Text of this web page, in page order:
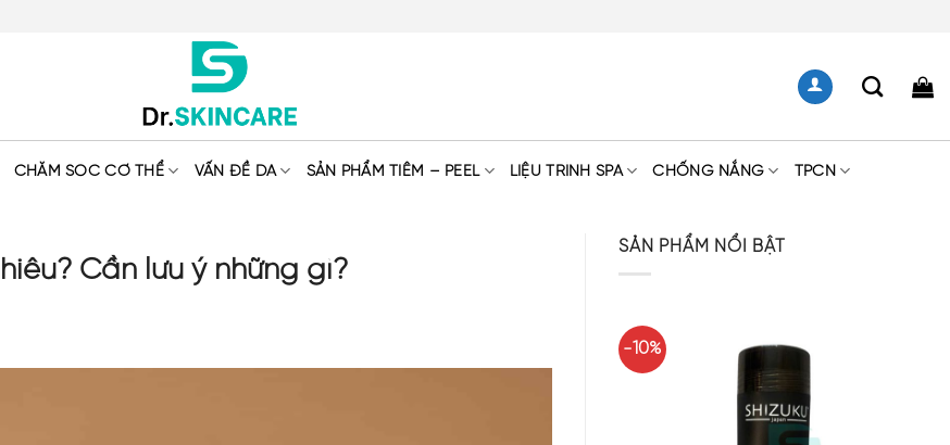
CHĂM SÓC CƠ THỂ VẤN ĐỀ DA SẢN PHẨM TIÊM – PEEL LIỆU TRÌNH SPA CHỐNG NẮNG TPCN
Cần lưu ý những gì?
SẢN PHẨM NỔI BẬT
-10%